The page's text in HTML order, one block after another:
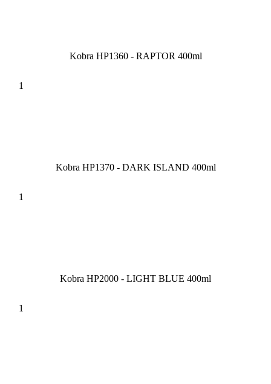
Kobra HP1360 - RAPTOR 400ml
Kobra HP1370 - DARK ISLAND 400ml
Kobra HP2000 - LIGHT BLUE 400ml